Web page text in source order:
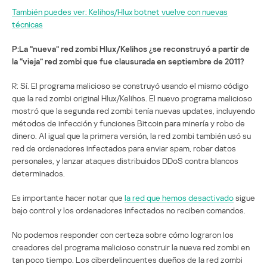
También puedes ver: Kelihos/Hlux botnet vuelve con nuevas
técnicas
P:La “nueva” red zombi Hlux/Kelihos ¿se reconstruyó a partir de
la “vieja” red zombi que fue clausurada en septiembre de 2011?
R: Sí. El programa malicioso se construyó usando el mismo código
que la red zombi original Hlux/Kelihos. El nuevo programa malicioso
mostró que la segunda red zombi tenía nuevas updates, incluyendo
métodos de infección y funciones Bitcoin para minería y robo de
dinero. Al igual que la primera versión, la red zombi también usó su
red de ordenadores infectados para enviar spam, robar datos
personales, y lanzar ataques distribuidos DDoS contra blancos
determinados.
Es importante hacer notar que la red que hemos desactivadosigue
bajo control y los ordenadores infectados no reciben comandos.
No podemos responder con certeza sobre cómo lograron los
creadores del programa malicioso construir la nueva red zombi en
tan poco tiempo. Los ciberdelincuentes dueños de la red zombi